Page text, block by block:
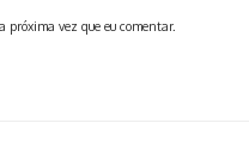
próxima vez que eu comentar.